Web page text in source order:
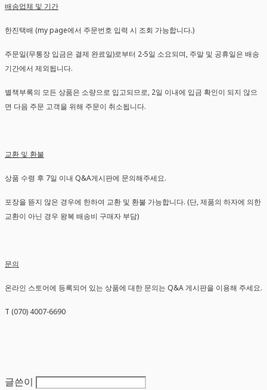
배송업체 및 기간
한진택배 (my page에서 주문번호 입력 시 조회 가능합니다.)
주문일(무통장 입금은 결제 완료일)로부터 2-5일 소요되며, 주말 및 공휴일은 배송
기간에서 제외됩니다.
별책부록의 모든 상품은 소량으로 입고되므로, 2일 이내에 입금 확인이 되지 않으
면 다음 주문 고객을 위해 주문이 취소됩니다.
교환 및 환불
상품 수령 후 7일 이내 Q&A게시판에 문의해주세요.
포장을 뜯지 않은 경우에 한하여 교환 및 환불 가능합니다. (단, 제품의 하자에 의한
교환이 아닌 경우 왕복 배송비 구매자 부담)
문의
온라인 스토어에 등록되어 있는 상품에 대한 문의는 Q&A 게시판을 이용해 주세요.
T (070) 4007-6690
글쓴이